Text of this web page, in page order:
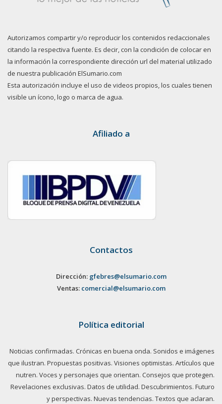
Autorizamos compartir y/o reproducir los contenidos redaccionales
citando la respectiva fuente. Es decir, con la condición de colocar en
la información la correspondiente dirección url del material utilizado
de nuestra publicación ElSumario.com
Esta autorización incluye el uso de videos propios, los cuales tienen
visible un ícono, logo o marca de agua.
Afiliado a
Contactos
Dirección: gfebres@elsumario.com
Ventas: comercial@elsumario.com
Política editorial
Noticias confirmadas. Crónicas en buena onda. Sonidos e imágenes
que ilustran. Propuestas positivas. Visiones optimistas. Artículos que
nutren. Voces y personajes que orientan. Consejos que protegen.
Revelaciones exclusivas. Datos de utilidad. Descubrimientos. Futuro
y perspectivas. Nuevas tendencias. Textos que aclaran.